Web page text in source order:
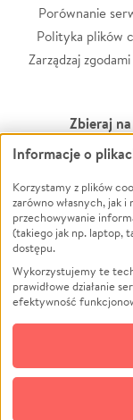
Porównanie
Polityka plików
Zarządzaj
Zbieraj na
Leczenie
Zwierzęta
Pożar
Ukraina
Pomoc
Projekty
Pogrzeb
Społeczność
Kultura
Informacje o
Korzystamy z plików
zarówno własnych, jak
przechowywanie
(takiego jak np. laptop,
dostępu.
Wykorzystujemy te
prawidłowe działanie
efektywność
technologii do celów
zgodę na ich
możliwość zmiany
do której link
cookie wykorzystywane